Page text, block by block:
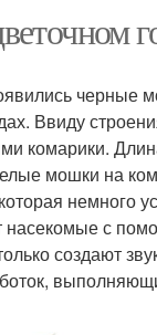
черные
Ввиду
комарики.
мошки на
немного
насекомые с
создают